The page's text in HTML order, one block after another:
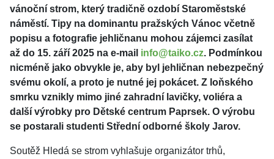
vánoční strom, který tradičně ozdobí Staroměstské
náměstí. Tipy na dominantu pražských Vánoc včetně
popisu a fotografie jehličnanu mohou zájemci zasílat
až do 15. září 2025 na e-mail info@taiko.cz. Podmínkou
nicméně jako obvykle je, aby byl jehličnan nebezpečný
svému okolí, a proto je nutné jej pokácet. Z loňského
smrku vznikly mimo jiné zahradní lavičky, voliéra a
další výrobky pro Dětské centrum Paprsek. O výrobu
se postarali studenti Střední odborné školy Jarov.
Soutěž Hledá se strom vyhlašuje organizátor trhů,